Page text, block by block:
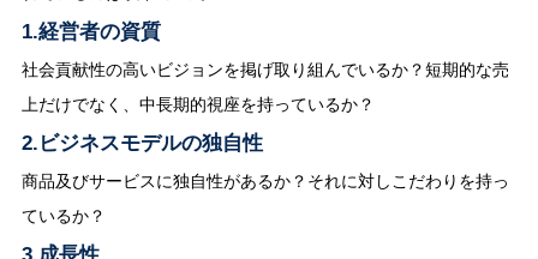
1.経営者の資質
社会貢献性の高いビジョンを掲げ取り組んでいるか？短期的な売
上だけでなく、中長期的視座を持っているか？
2.ビジネスモデルの独自性
商品及びサービスに独自性があるか？それに対しこだわりを持っ
ているか？